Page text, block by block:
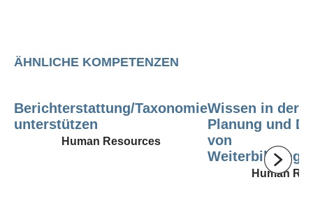
ÄHNLICHE KOMPETENZEN
Berichterstattung/Taxonomie
unterstützen
Human Resources
Wissen in der
Planung und
von
Human